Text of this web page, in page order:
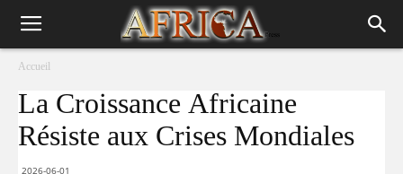
Accueil
La Croissance Africaine
Résiste aux Crises Mondiales
2026-06-01